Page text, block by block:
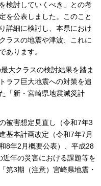
検討していくべき」との考
を公表しました。このこと
詳細に検討し、本県におけ
ラスの地震や津波、これに
あります。
大クラスの検討結果を踏ま
ラフ巨大地震への対策を追
「新・宮崎県地震減災計
被害想定見直し（令和7年3
基本計画改定（令和7年7月
8年2月概要公表）、平成28
年の災害における課題等を
第3期（注意）宮崎県地震・